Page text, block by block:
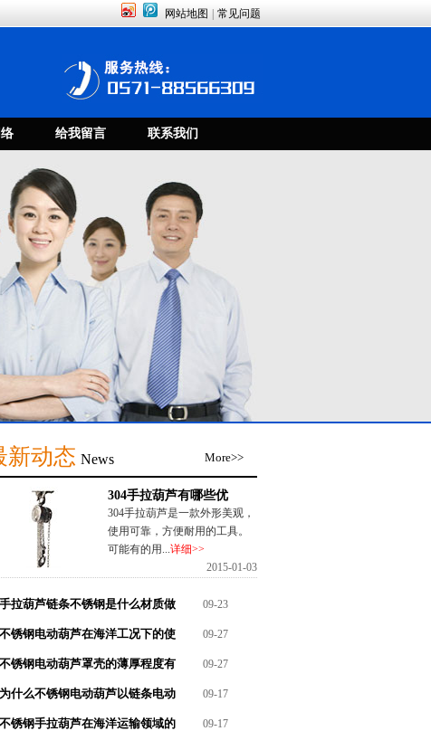
网站地图 常见问题
给我留言 联系我们
More>>
新动态 News
304手拉葫芦有哪些优
304手拉葫芦是一款外形美观，
使用可靠，方便耐用的工具。
可能有的用...详细>>
2015-01-03
09-23
手拉葫芦链条不锈钢是什么材质做
09-27
不锈钢电动葫芦在海洋工况下的使
09-27
不锈钢电动葫芦罩壳的薄厚程度有
09-17
为什么不锈钢电动葫芦以链条电动
09-17
不锈钢手拉葫芦在海洋运输领域的